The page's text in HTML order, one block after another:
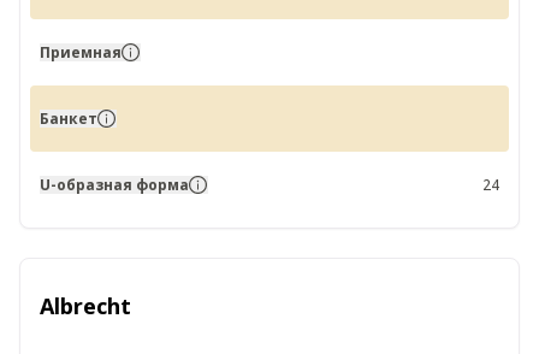
Приемная
Банкет
U-образная форма 24
Albrecht